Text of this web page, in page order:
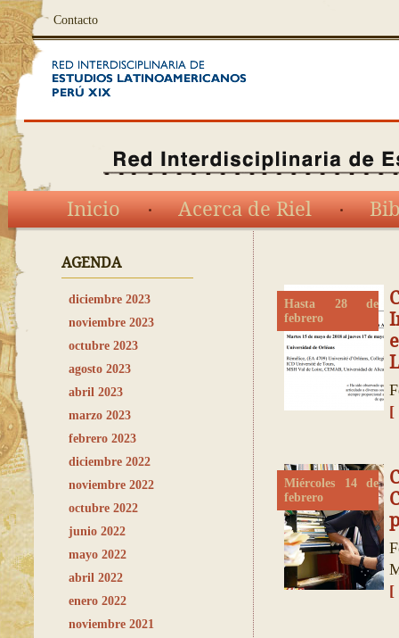
Contacto
Inicio Acerca de Riel
AGENDA
diciembre 2023
noviembre 2023
octubre 2023
agosto 2023
abril 2023
marzo 2023
febrero 2023
diciembre 2022
noviembre 2022
octubre 2022
junio 2022
mayo 2022
abril 2022
enero 2022
noviembre 2021
Hasta 28 de
febrero
[
Miércoles 14 de
febrero
[